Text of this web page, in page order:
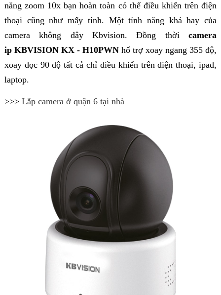
năng zoom 10x bạn hoàn toàn có thể điều khiển trên điện
thoại cũng như mấy tính. Một tính năng khá hay của
camera không dây Kbvision. Đồng thờicamera
ip KBVISION KX - H10PWN hổ trợ xoay ngang 355 độ,
xoay dọc 90 độ tất cả chỉ điều khiển trên điện thoại, ipad,
laptop.
>>> Lắp camera ở quận 6 tại nhà